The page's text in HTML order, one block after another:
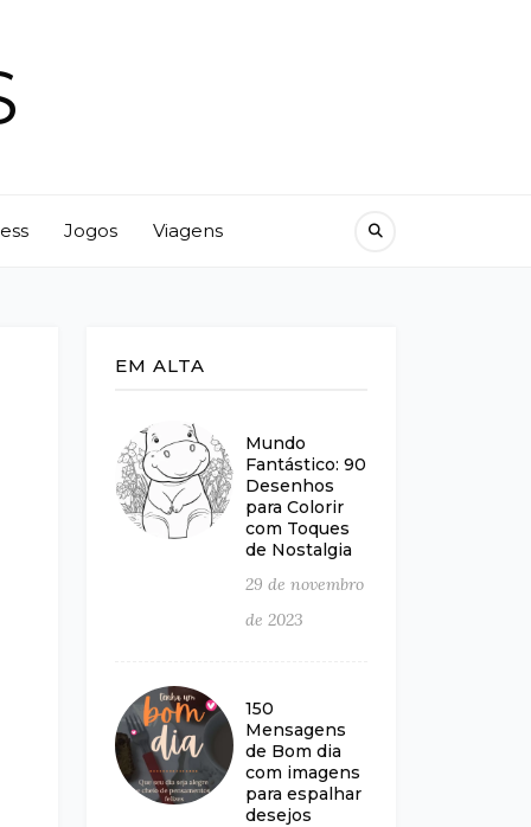
Jogos Viagens
EM ALTA
Mundo
Fantástico: 90
Desenhos
para Colorir
com Toques
de Nostalgia
29 de novembro
de 2023
150
Mensagens
de Bom dia
com imagens
para espalhar
desejos